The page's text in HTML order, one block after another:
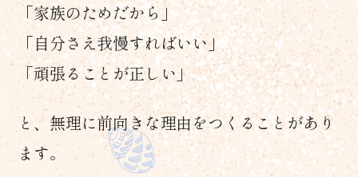
「家族のためだから」
「自分さえ我慢すればいい」
「頑張ることが正しい」
と、無理に前向きな理由をつくることがあり
ます。